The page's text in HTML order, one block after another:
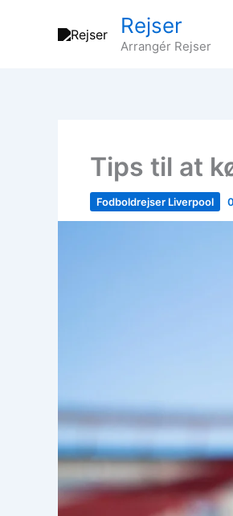
Rejser
Arrangér Rejser
Tips til at
Fodboldrejser Liverpool